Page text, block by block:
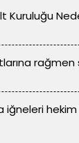
Kuruluğu
rağmen
iğneleri